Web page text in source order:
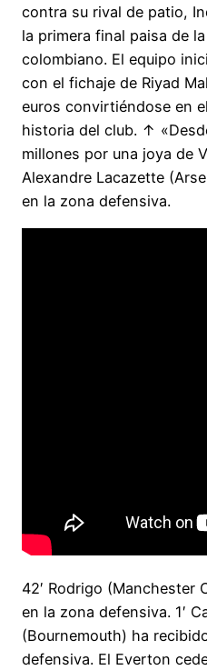
contra su rival de patio,
la primera final paisa de
colombiano. El equipo
con el fichaje de Riyad
euros convirtiéndose en
historia del club. ↑
millones por una joya de
Alexandre Lacazette
en la zona defensiva.
42′ Rodrigo (Manchester
en la zona defensiva. 1′
(Bournemouth) ha
defensiva. El Everton